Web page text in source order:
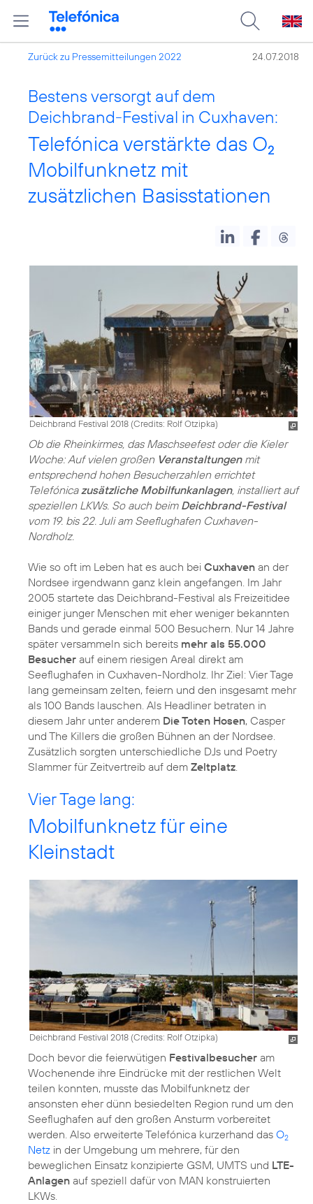
Zurück zu Pressemitteilungen 2022 24.07.2018
Bestens versorgt auf dem
Deichbrand-Festival in Cuxhaven:
Telefónica verstärkte das O2
Mobilfunknetz mit
zusätzlichen Basisstationen
Deichbrand Festival 2018 (Credits: Rolf Otzipka)
Ob die Rheinkirmes, das Maschseefest oder die Kieler
Woche: Auf vielen großen Veranstaltungenmit
entsprechend hohen Besucherzahlen errichtet
Telefónica zusätzliche Mobilfunkanlagen, installiert auf
speziellen LKWs. So auch beim Deichbrand-Festival
vom 19. bis 22. Juli am Seeflughafen Cuxhaven-
Nordholz.
Wie so oft im Leben hat es auch bei Cuxhaven an der
Nordsee irgendwann ganz klein angefangen. Im Jahr
2005 startete das Deichbrand-Festival als Freizeitidee
einiger junger Menschen mit eher weniger bekannten
Bands und gerade einmal 500 Besuchern. Nur 14 Jahre
später versammeln sich bereits mehr als 55.000
Besucher auf einem riesigen Areal direkt am
Seeflughafen in Cuxhaven-Nordholz. Ihr Ziel: Vier Tage
lang gemeinsam zelten, feiern und den insgesamt mehr
als 100 Bands lauschen. Als Headliner betraten in
diesem Jahr unter anderem Die Toten Hosen, Casper
und The Killers die großen Bühnen an der Nordsee.
Zusätzlich sorgten unterschiedliche DJs und Poetry
Slammer für Zeitvertreib auf dem Zeltplatz
Vier Tage lang:
Mobilfunknetz für eine
Kleinstadt
Deichbrand Festival 2018 (Credits: Rolf Otzipka)
Doch bevor die feierwütigen Festivalbesucher am
Wochenende ihre Eindrücke mit der restlichen Welt
teilen konnten, musste das Mobilfunknetz der
ansonsten eher dünn besiedelten Region rund um den
Seeflughafen auf den großen Ansturm vorbereitet
werden. Also erweiterte Telefónica kurzerhand das O2
Netz in der Umgebung um mehrere, für den
beweglichen Einsatz konzipierte GSM, UMTS und LTE-
Anlagen auf speziell dafür von MAN konstruierten
LKWs.